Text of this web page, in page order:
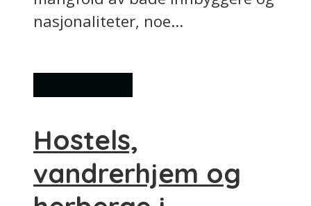
nasjonaliteter, noe...
Hostels,
vandrerhjem og